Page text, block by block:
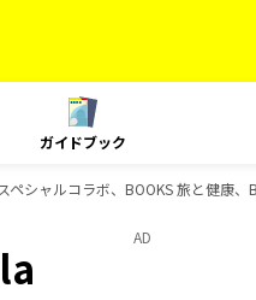
ガイドブック
シャルコラボ、BOOKS 旅と健康
AD